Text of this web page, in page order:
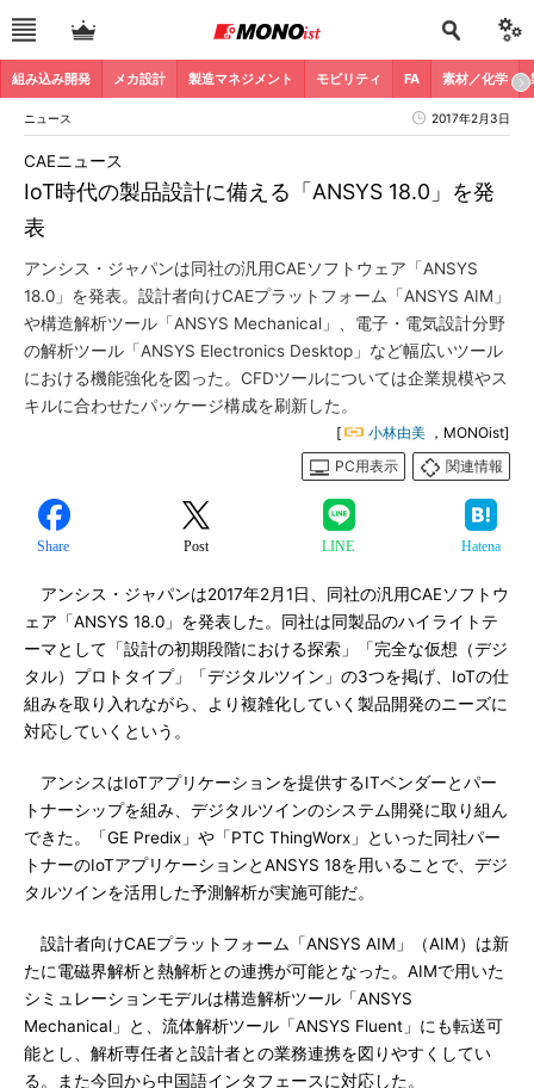
組み込み開発 メカ設計 製造マネジメント モビリティ FA 素材／化学
ニュース 2017年2月3日
IoT時代の製品設計に備える「ANSYS 18.0」を発
表
CAEニュース
アンシス・ジャパンは同社の汎用CAEソフトウェア「ANSYS
18.0」を発表。設計者向けCAEプラットフォーム「ANSYS AIM」
や構造解析ツール「ANSYS Mechanical」、電子・電気設計分野
の解析ツール「ANSYS Electronics Desktop」など幅広いツール
における機能強化を図った。CFDツールについては企業規模やス
キルに合わせたパッケージ構成を刷新した。
[ 小林由美 ，MONOist]
PC用表示
関連情報
Share Post LINE Hatena
アンシス・ジャパンは2017年2月1日、同社の汎用CAEソフトウ
ェア「ANSYS 18.0」を発表した。同社は同製品のハイライトテ
ーマとして「設計の初期段階における探索」「完全な仮想（デジ
タル）プロトタイプ」「デジタルツイン」の3つを掲げ、IoTの仕
組みを取り入れながら、より複雑化していく製品開発のニーズに
対応していくという。
アンシスはIoTアプリケーションを提供するITベンダーとパー
トナーシップを組み、デジタルツインのシステム開発に取り組ん
できた。「GE Predix」や「PTC ThingWorx」といった同社パー
トナーのIoTアプリケーションとANSYS 18を用いることで、デジ
タルツインを活用した予測解析が実施可能だ。
設計者向けCAEプラットフォーム「ANSYS AIM」（AIM）は新
たに電磁界解析と熱解析との連携が可能となった。AIMで用いた
シミュレーションモデルは構造解析ツール「ANSYS
Mechanical」と、流体解析ツール「ANSYS Fluent」にも転送可
能とし、解析専任者と設計者との業務連携を図りやすくしてい
る。また今回から中国語インタフェースに対応した。